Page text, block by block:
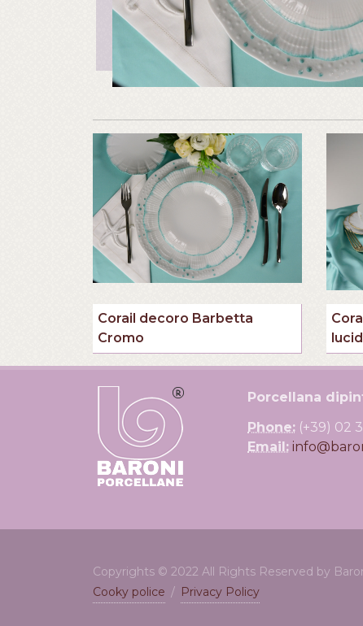
Corail decoro Barbetta
Cromo
Porcellana
Phone: (+39) 02
Email:
Copyrights © 2022 All Rights Reserved by
Cooky police / Privacy Policy